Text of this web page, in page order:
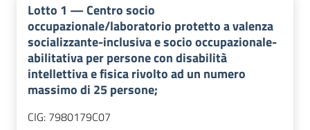
Lotto 1 —Centro socio
occupazionale/laboratorio protetto a valenza
socializzante-inclusiva e socio occupazionale-
abilitativa per persone con disabilità
intellettiva e fisica rivolto ad un numero
massimo di 25 persone;
CIG: 7980179C07